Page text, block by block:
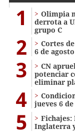
1
Olimpia
derrota a
grupo C
2
Cortes
6 de
3
CN
potenciar
eliminar
4
jueves 6
5
Fichajes:
Inglaterra